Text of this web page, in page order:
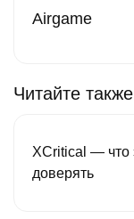
Airgame
Читайте также
XCritical — что
доверять